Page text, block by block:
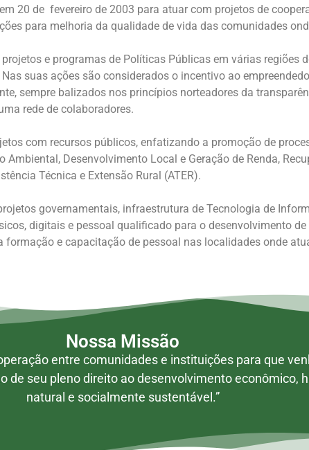
20 de fevereiro de 2003 para atuar com projetos de
para melhoria da qualidade de vida das comunidades
e programas de Políticas Públicas em várias regiões
suas ações são considerados o incentivo ao
sempre balizados nos princípios norteadores da
rede de colaboradores.
com recursos públicos, enfatizando a promoção de
Ambiental, Desenvolvimento Local e Geração de Renda,
Técnica e Extensão Rural (ATER).
governamentais, infraestrutura de Tecnologia de
digitais e pessoal qualificado para o desenvolvimento
formação e capacitação de pessoal nas localidades onde
Nossa Missão
entre comunidades e instituições para que
de seu pleno direito ao desenvolvimento econômico,
natural e socialmente sustentável.”